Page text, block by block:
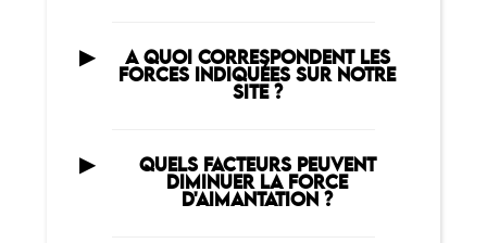
A QUOI CORRESPONDENT LES
FORCES INDIQUÉES SUR NOTRE
SITE ?
QUELS FACTEURS PEUVENT
DIMINUER LA FORCE
D'AIMANTATION ?